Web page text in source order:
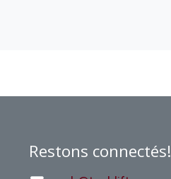
Restons connectés!